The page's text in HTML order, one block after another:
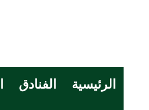
الرئيسية الفنادق